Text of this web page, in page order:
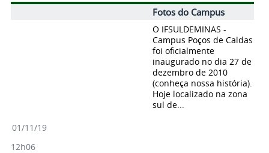
Fotos do Campus
O IFSULDEMINAS -
Campus Poços de Caldas
foi oficialmente
inaugurado no dia 27 de
dezembro de 2010
(conheça nossa história).
Hoje localizado na zona
sul de...
01/11/19
12h06